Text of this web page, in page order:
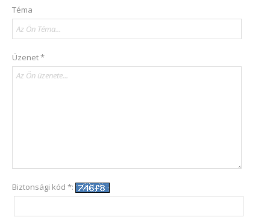
Téma
Üzenet *
Biztonsági kód *: